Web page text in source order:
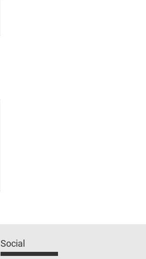
Social